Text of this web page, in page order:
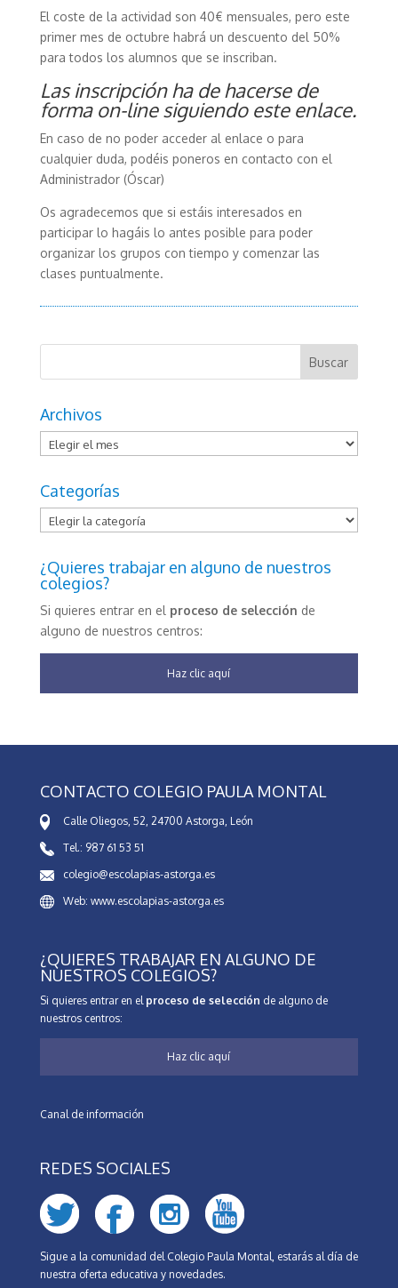
El coste de la actividad son 40€ mensuales, pero este
primer mes de octubre habrá un descuento del 50%
para todos los alumnos que se inscriban.
Las inscripción ha de hacerse de
forma on-line siguiendo este enlace.
En caso de no poder acceder al enlace o para
cualquier duda, podéis poneros en contacto con el
Administrador (Óscar)
Os agradecemos que si estáis interesados en
participar lo hagáis lo antes posible para poder
organizar los grupos con tiempo y comenzar las
clases puntualmente.
Archivos
Archivos
Categorías
Categorías
¿Quieres trabajar en alguno de nuestros
colegios?
Si quieres entrar en el proceso de selección de
alguno de nuestros centros:
Haz clic aquí
CONTACTO COLEGIO PAULA MONTAL
Calle Oliegos, 52, 24700 Astorga, León
Tel.: 987 61 53 51
colegio@escolapias-astorga.es
Web: www.escolapias-astorga.es
¿QUIERES TRABAJAR EN ALGUNO DE
NUESTROS COLEGIOS?
Si quieres entrar en el proceso de selección de alguno de
nuestros centros:
Haz clic aquí
Canal de información
REDES SOCIALES
Sigue a la comunidad del Colegio Paula Montal, estarás al día de
nuestra oferta educativa y novedades.